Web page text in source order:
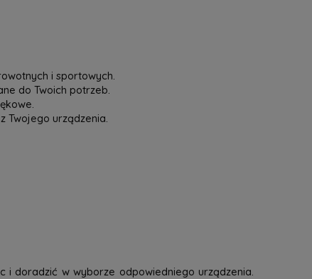
i sportowych.
do Twoich potrzeb.
Twojego urządzenia.
i doradzić w wyborze odpowiedniego urządzenia.